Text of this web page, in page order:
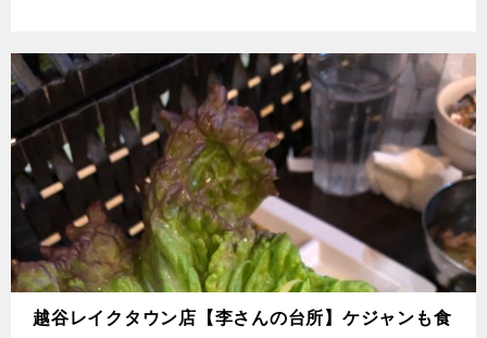
越谷レイクタウン店【李さんの台所】ケジャンも食